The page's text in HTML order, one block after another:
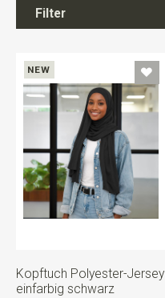
Filter
NEW
Kopftuch Polyester-Jersey
einfarbig schwarz